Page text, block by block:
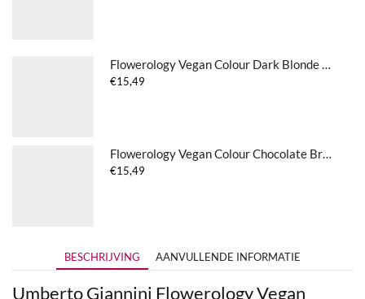
Flowerology Vegan Colour Dark Blonde 7.0
€15,49
Flowerology Vegan Colour Chocolate Brown 5.7
€15,49
BESCHRIJVING AANVULLENDE INFORMATIE
Umberto Giannini Flowerology Vegan